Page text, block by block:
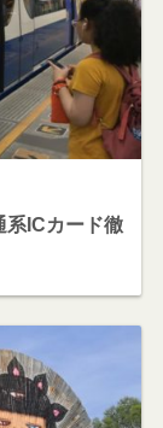
系ICカード徹